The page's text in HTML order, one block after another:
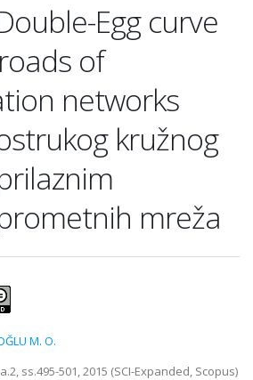
Egg curve
of
networks
kružnog
mreža
M. O.
ss.495-501, 2015 (SCI-Expanded, Scopus)